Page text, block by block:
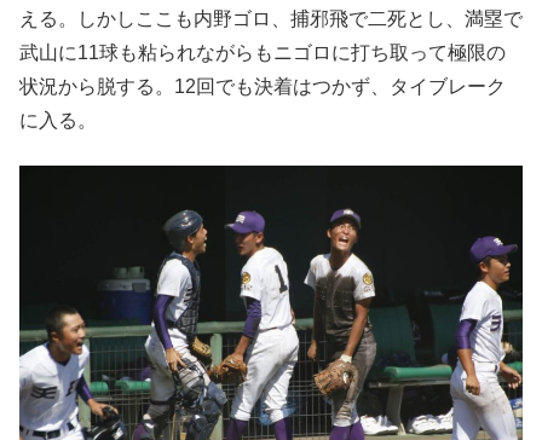
える。しかしここも内野ゴロ、捕邪飛で二死とし、満塁で
武山に11球も粘られながらもニゴロに打ち取って極限の
状況から脱する。12回でも決着はつかず、タイブレーク
に入る。